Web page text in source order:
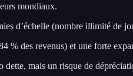
mondiaux.
d’échelle (nombre illimité de
% des revenus) et une forte
mais un risque de